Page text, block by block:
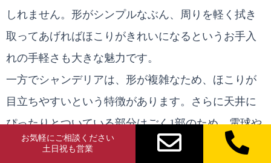
しれません。形がシンプルなぶん、周りを軽く拭き
取ってあげればほこりがきれいになるというお手入
れの手軽さも大きな魅力です。
一方でシャンデリアは、形が複雑なため、ほこりが
目立ちやすいという特徴があります。さらに天井に
ぴったりとついている部分はごく1部のため、電球や
装飾パーツの周りに汚れやほこりが積もりやすいの
お気軽にご相談ください
土日祝も営業